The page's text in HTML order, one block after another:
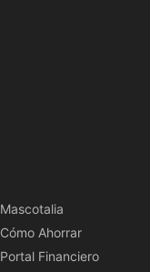
Mascotalia
Cómo Ahorrar
Portal Financiero